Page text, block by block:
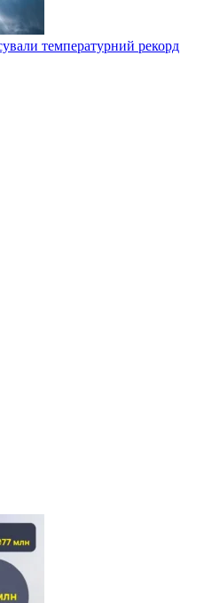
температурний рекорд